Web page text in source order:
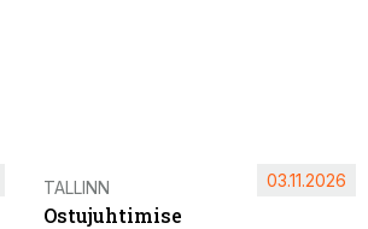
TALLINN
Ostujuhtimise
03.11.2026